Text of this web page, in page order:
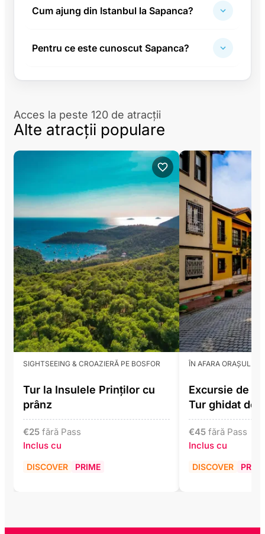
Cum ajung din Istanbul la Sapanca?
Pentru ce este cunoscut Sapanca?
Acces la peste 120 de atracții
Alte atracții populare
SIGHTSEEING & CROAZIERĂ PE BOSFOR
Tur la Insulele Prinților cu
prânz
€25 fără Pass
Inclus cu
DISCOVER PRIME
ÎN AFARA ORAȘULUI
Excursie de o
Tur ghidat de
€45 fără Pass
Inclus cu
DISCOVER